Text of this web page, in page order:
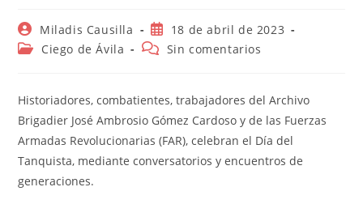
Autor
de
la
Miladis Causilla
Publicación
de
la
18 de abril de 2023
Categoría
entrada:
Ciego de Ávila
Comentarios
entrada:
Sin comentarios
Historiadores, combatientes, trabajadores del Archivo
Brigadier José Ambrosio Gómez Cardoso y de las Fuerzas
Armadas Revolucionarias (FAR), celebran el Día del
Tanquista, mediante conversatorios y encuentros de
generaciones.